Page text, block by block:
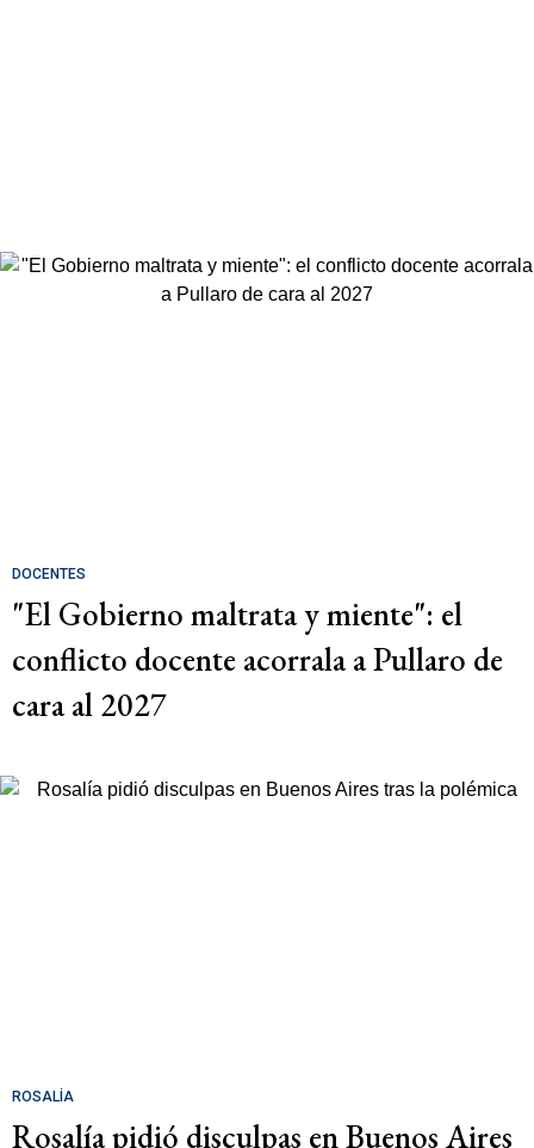
DOCENTES
"El Gobierno maltrata y miente": el
conflicto docente acorrala a Pullaro de
cara al 2027
ROSALÍA
Rosalía pidió disculpas en Buenos Aires